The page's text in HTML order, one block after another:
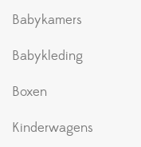
Babykamers
Babykleding
Boxen
Kinderwagens